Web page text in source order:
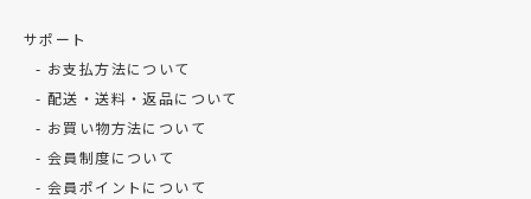
サポート
お支払方法について
配送・送料・返品について
お買い物方法について
会員制度について
会員ポイントについて